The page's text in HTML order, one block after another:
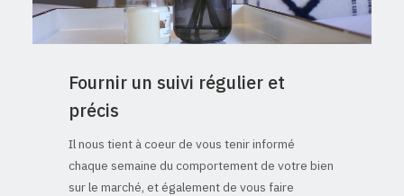
Fournir un suivi régulier et
précis
Il nous tient à coeur de vous tenir informé
chaque semaine du comportement de votre bien
sur le marché, et également de vous faire